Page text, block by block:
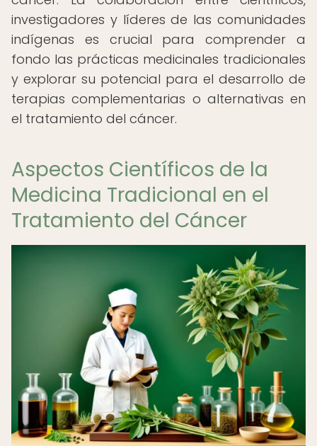
investigadores y líderes de las comunidades
indígenas es crucial para comprender a
fondo las prácticas medicinales tradicionales
y explorar su potencial para el desarrollo de
terapias complementarias o alternativas en
el tratamiento del cáncer.
Aspectos Científicos de la
Medicina Tradicional en el
Tratamiento del Cáncer